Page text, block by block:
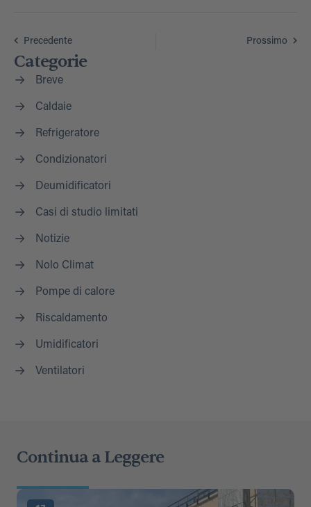
Precedente Prossimo
Categorie
Breve
Caldaie
Refrigeratore
Condizionatori
Deumidificatori
Casi di studio limitati
Notizie
Nolo Climat
Pompe di calore
Riscaldamento
Umidificatori
Ventilatori
Continua a Leggere